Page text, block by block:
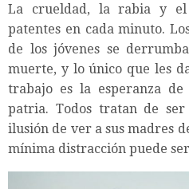
La crueldad, la rabia y el
patentes en cada minuto.
de los jóvenes se
muerte, y lo único que les
trabajo es la esperanza
patria. Todos tratan de
ilusión de ver a sus madres
mínima distracción puede